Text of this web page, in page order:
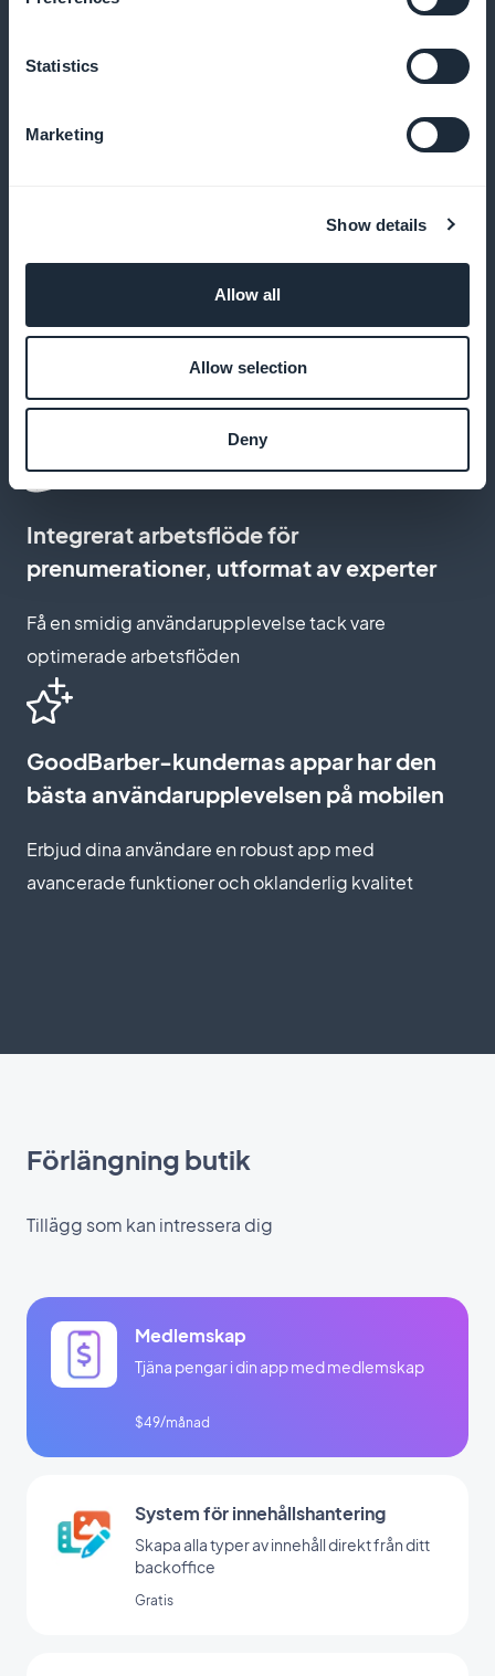
Statistics
Marketing
Show details
Allow all
Allow selection
Deny
på startsidan
genereras av abonnemangsförsäljning
Anpassning av prenumerationssidan
Skapa en prenumerationssida som återspeglar ditt
varumärke och engagerar dina användare
Integrerat arbetsflöde för
prenumerationer, utformat av experter
Få en smidig användarupplevelse tack vare
optimerade arbetsflöden
GoodBarber-kundernas appar har den
bästa användarupplevelsen på mobilen
Erbjud dina användare en robust app med
avancerade funktioner och oklanderlig kvalitet
Förlängning butik
Tillägg som kan intressera dig
Medlemskap
Tjäna pengar i din app med medlemskap
$49/månad
System för innehållshantering
Skapa alla typer av innehåll direkt från ditt
backoffice
Gratis